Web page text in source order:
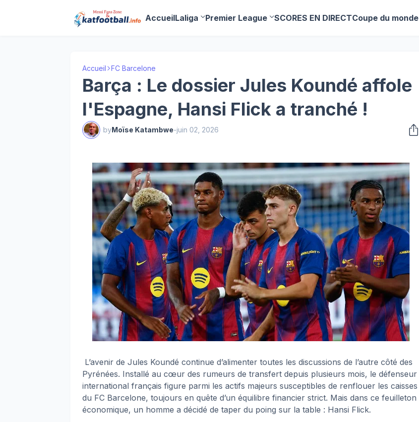
AccueilLaliga Premier League SCORES EN DIRECTCoupe du monde
Accueil FC Barcelone
Barça : Le dossier Jules Koundé affole
l'Espagne, Hansi Flick a tranché !
byMoïse Katambwe-juin 02, 2026
L’avenir de Jules Koundé continue d’alimenter toutes les discussions de l’autre côté des
Pyrénées. Installé au cœur des rumeurs de transfert depuis plusieurs mois, le défenseur
international français figure parmi les actifs majeurs susceptibles de renflouer les caisses
du FC Barcelone, toujours en quête d’un équilibre financier strict. Mais dans ce feuilleton
économique, un homme a décidé de taper du poing sur la table : Hansi Flick.